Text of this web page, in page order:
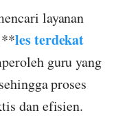
layanan
**les terdekat
guru yang
proses
dan efisien.